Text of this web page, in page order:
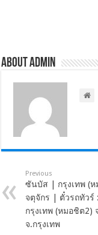
About admin
Previous
ซันบัส | กรุงเทพ (ห
จตุจักร | ตั๋วรถทัวร์
กรุงเทพ (หมอชิต2)
จ.กรุงเทพ